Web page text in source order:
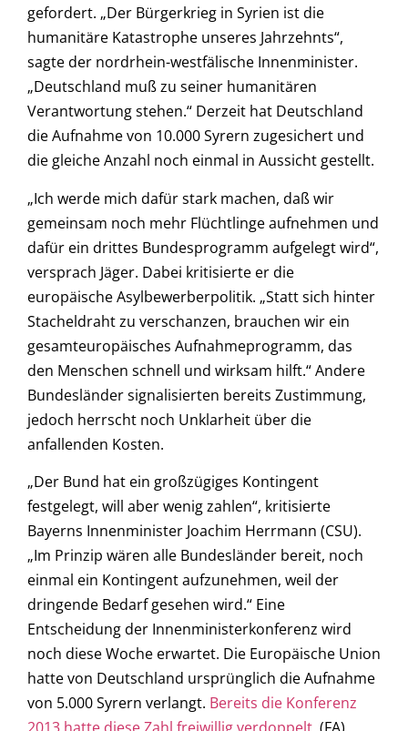
gefordert. „Der Bürgerkrieg in Syrien ist die
humanitäre Katastrophe unseres Jahrzehnts“,
sagte der nordrhein-westfälische Innenminister.
„Deutschland muß zu seiner humanitären
Verantwortung stehen.“ Derzeit hat Deutschland
die Aufnahme von 10.000 Syrern zugesichert und
die gleiche Anzahl noch einmal in Aussicht gestellt.
„Ich werde mich dafür stark machen, daß wir
gemeinsam noch mehr Flüchtlinge aufnehmen und
dafür ein drittes Bundesprogramm aufgelegt wird“,
versprach Jäger. Dabei kritisierte er die
europäische Asylbewerberpolitik. „Statt sich hinter
Stacheldraht zu verschanzen, brauchen wir ein
gesamteuropäisches Aufnahmeprogramm, das
den Menschen schnell und wirksam hilft.“ Andere
Bundesländer signalisierten bereits Zustimmung,
jedoch herrscht noch Unklarheit über die
anfallenden Kosten.
„Der Bund hat ein großzügiges Kontingent
festgelegt, will aber wenig zahlen“, kritisierte
Bayerns Innenminister Joachim Herrmann (CSU).
„Im Prinzip wären alle Bundesländer bereit, noch
einmal ein Kontingent aufzunehmen, weil der
dringende Bedarf gesehen wird.“ Eine
Entscheidung der Innenministerkonferenz wird
noch diese Woche erwartet. Die Europäische Union
hatte von Deutschland ursprünglich die Aufnahme
von 5.000 Syrern verlangt. Bereits die Konferenz